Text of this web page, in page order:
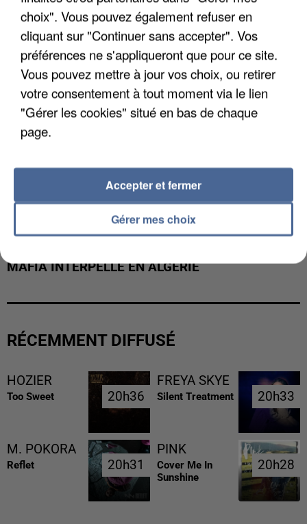
DE FAUNE SAUVAGE SONT...
MAFIA INTERPELLÉ EN ALGÉRIE
RÉCEMMENT DIFFUSÉ
HOZIER
Too Sweet 20h36
20h36
FREYA SKYE
Silent Treatment 20h33
20h33
M. POKORA
Reflet 20h31
20h31
PINK
Cover Me In
Sunshine
20h28
20h28
choix". Vous pouvez également refuser en
cliquant sur "Continuer sans accepter". Vos
préférences ne s'appliqueront que pour ce site.
Vous pouvez mettre à jour vos choix, ou retirer
votre consentement à tout moment via le lien
"Gérer les cookies" situé en bas de chaque
page.
Gérer mes choix
Accepter et fermer